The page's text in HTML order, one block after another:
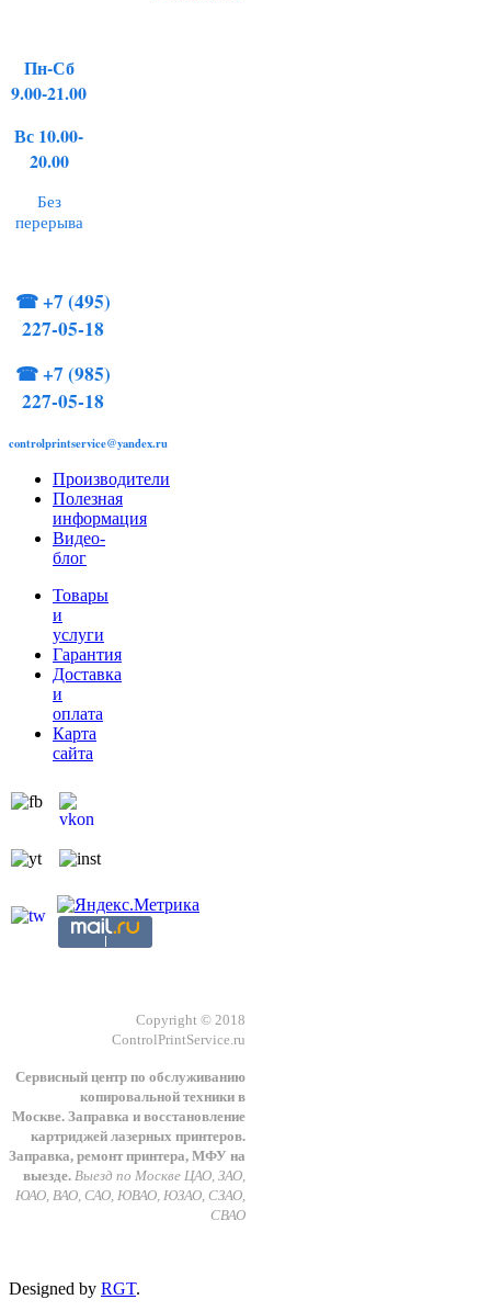
Пн-Сб
9.00-21.00
Вс 10.00-
20.00
Без
перерыва
☎+7 (495)
227-05-18
☎+7 (985)
227-05-18
controlprintservice@yandex.ru
Производители
Полезная
информация
Видео-
блог
Товары
и
услуги
Гарантия
Доставка
и
оплата
Карта
сайта
Copyright © 2018
ControlPrintService.ru
Сервисный центр по обслуживанию
копировальной техники в
Москве. Заправка и восстановление
картриджей лазерных принтеров.
Заправка, ремонт принтера, МФУ на
выезде. Выезд по Москве ЦАО, ЗАО,
ЮАО, ВАО, САО, ЮВАО, ЮЗАО, СЗАО,
СВАО
Designed by RGT.